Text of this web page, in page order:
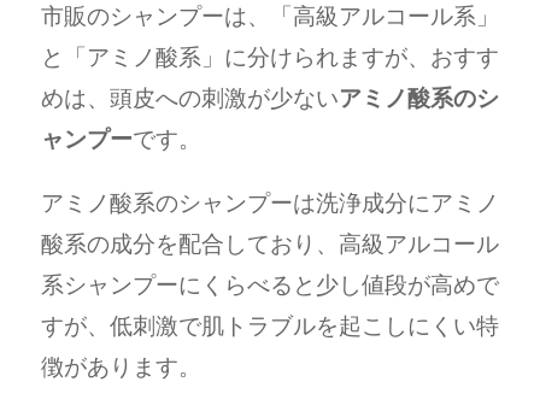
市販のシャンプーは、「高級アルコール系」
と「アミノ酸系」に分けられますが、おすす
めは、頭皮への刺激が少ないアミノ酸系のシ
ャンプーです。
アミノ酸系のシャンプーは洗浄成分にアミノ
酸系の成分を配合しており、高級アルコール
系シャンプーにくらべると少し値段が高めで
すが、低刺激で肌トラブルを起こしにくい特
徴があります。